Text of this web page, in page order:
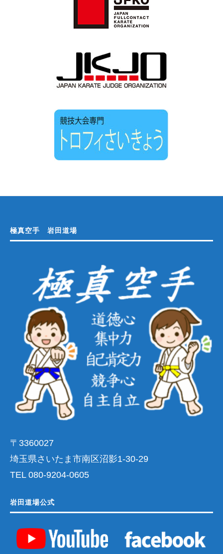
極真空手 岩田道場
〒3360027
埼玉県さいたま市南区沼影1-30-29
TEL 080-9204-0605
岩田道場公式